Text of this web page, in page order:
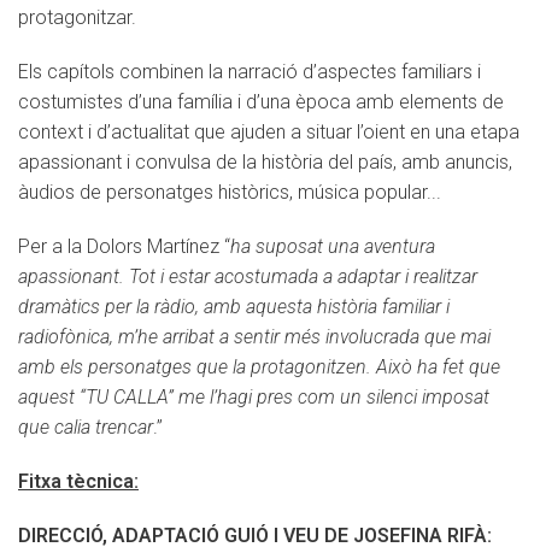
protagonitzar.
Els capítols combinen la narració d’aspectes familiars i
costumistes d’una família i d’una època amb elements de
context i d’actualitat que ajuden a situar l’oient en una etapa
apassionant i convulsa de la història del país, amb anuncis,
àudios de personatges històrics, música popular...
Per a la Dolors Martínez “ha suposat una aventura
apassionant. Tot i estar acostumada a adaptar i realitzar
dramàtics per la ràdio, amb aquesta història familiar i
radiofònica, m’he arribat a sentir més involucrada que mai
amb els personatges que la protagonitzen. Això ha fet que
aquest “TU CALLA” me l’hagi pres com un silenci imposat
que calia trencar.”
Fitxa tècnica:
DIRECCIÓ, ADAPTACIÓ GUIÓ I VEU DE JOSEFINA RIFÀ: